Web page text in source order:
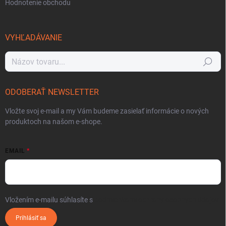
Hodnotenie obchodu
VYHĽADÁVANIE
Hľadať
ODOBERAŤ NEWSLETTER
Vložte svoj e-mail a my Vám budeme zasielať informácie o nových
produktoch na našom e-shope.
EMAIL
Vložením e-mailu súhlasíte s
Prihlásiť sa